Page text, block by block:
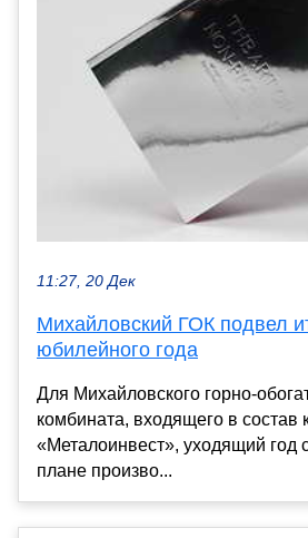
11:27, 20 Дек
Михайловский ГОК подвел
юбилейного года
Для Михайловского горно-
комбината, входящего в состав
«Металоинвест», уходящий год
плане произво...